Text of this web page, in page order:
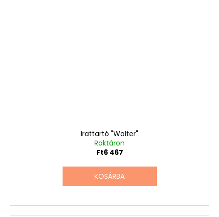
Irattartó "Walter"
Raktáron
Ft6 467
KOSÁRBA